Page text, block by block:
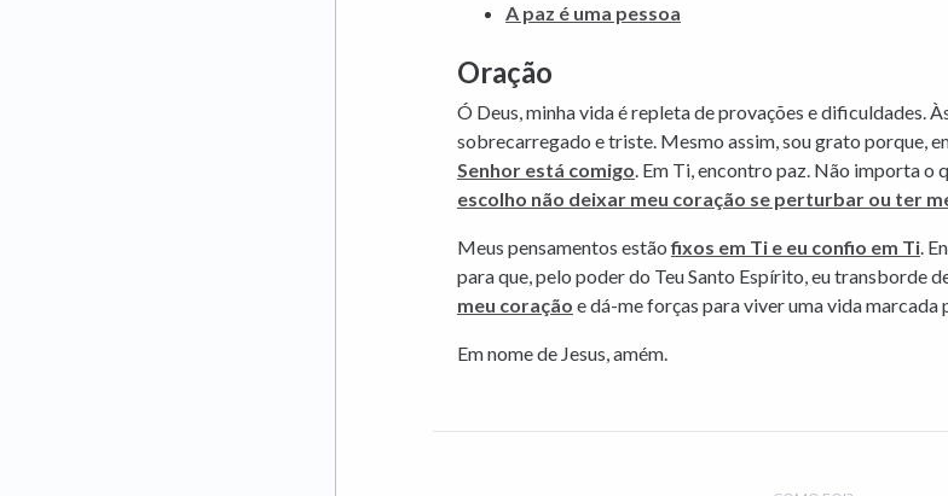
A paz é uma pessoa
Oração
Ó Deus, minha vida é repleta de provações e dificuldades.
sobrecarregado e triste. Mesmo assim, sou grato porque,
Senhor está comigo. Em Ti, encontro paz. Não importa o
escolho não deixar meu coração se perturbar ou ter
Meus pensamentos estãofixos em Ti e eu confio em Ti.
para que, pelo poder do Teu Santo Espírito, eu transborde
meu coração e dá-me forças para viver uma vida marcada
Em nome de Jesus, amém.